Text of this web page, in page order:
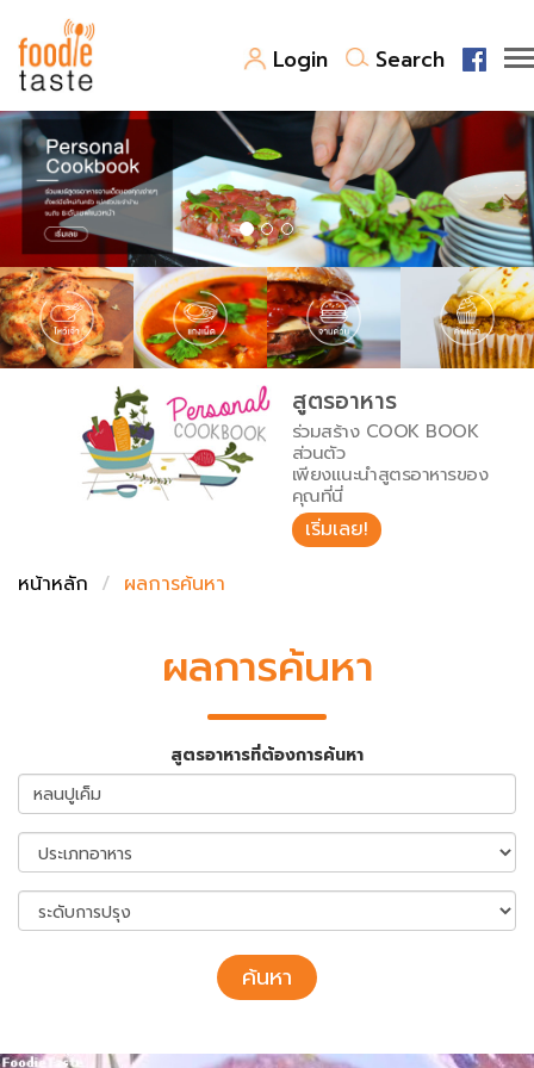
Login Search
สูตรอาหาร
สูตรอาหารล่าสุด
Top Foodie
พาไปชิม
สารพันก้นครัว
เคล็ดลับน่ารู้
เปรียบเทียบหน่วยการตวง
เปรียบเทียบอุณหภูมิ
เปรียบเทียบน้ำหนักวัตถุดิบ
FoodPedia
สร้าง Cookbook
สูตรอาหาร
ร่วมสร้าง COOK BOOK
ส่วนตัว
เพียงแนะนำสูตรอาหารของ
คุณที่นี่
เริ่มเลย!
หน้าหลัก
ผลการค้นหา
ผลการค้นหา
สูตรอาหารที่ต้องการค้นหา
ค้นหา